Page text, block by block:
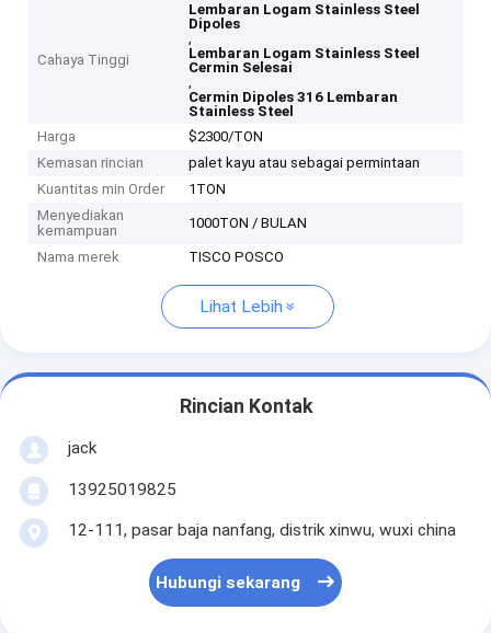
Cahaya Tinggi
Lembaran Logam Stainless Steel
Dipoles
,
Lembaran Logam Stainless Steel
Cermin Selesai
,
Cermin Dipoles 316 Lembaran
Stainless Steel
Harga
$2300/TON
Kemasan rincian
palet kayu atau sebagai permintaan
Kuantitas min Order
1TON
Menyediakan
kemampuan
1000TON / BULAN
Nama merek TISCO POSCO
Lihat Lebih
Rincian Kontak
jack
13925019825
12-111, pasar baja nanfang, distrik xinwu, wuxi china
Hubungi sekarang